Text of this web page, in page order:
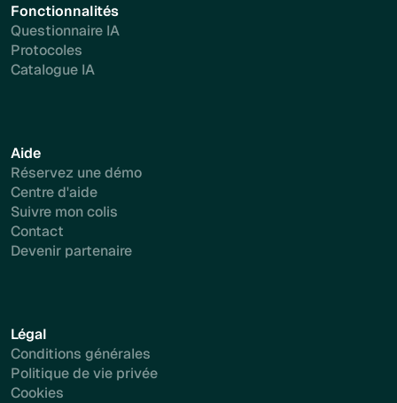
Fonctionnalités
Questionnaire IA
Protocoles
Catalogue IA
Aide
Réservez une démo
Centre d'aide
Suivre mon colis
Contact
Devenir partenaire
Légal
Conditions générales
Politique de vie privée
Cookies